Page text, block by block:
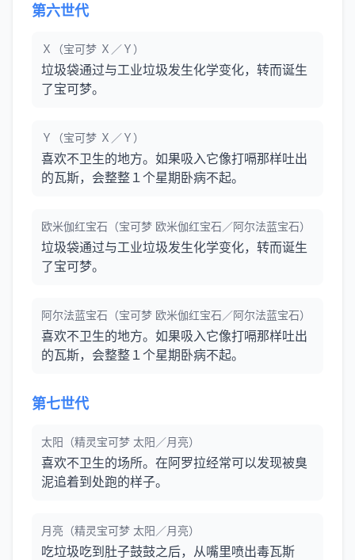
第六世代
Ｘ（宝可梦 Ｘ／Ｙ）
垃圾袋通过与工业垃圾发生化学变化，转而诞生
了宝可梦。
Ｙ（宝可梦 Ｘ／Ｙ）
喜欢不卫生的地方。如果吸入它像打嗝那样吐出
的瓦斯，会整整１个星期卧病不起。
欧米伽红宝石（宝可梦 欧米伽红宝石／阿尔法蓝宝石）
垃圾袋通过与工业垃圾发生化学变化，转而诞生
了宝可梦。
阿尔法蓝宝石（宝可梦 欧米伽红宝石／阿尔法蓝宝石）
喜欢不卫生的地方。如果吸入它像打嗝那样吐出
的瓦斯，会整整１个星期卧病不起。
第七世代
太阳（精灵宝可梦 太阳／月亮）
喜欢不卫生的场所。在阿罗拉经常可以发现被臭
泥追着到处跑的样子。
月亮（精灵宝可梦 太阳／月亮）
吃垃圾吃到肚子鼓鼓之后，从嘴里喷出毒瓦斯